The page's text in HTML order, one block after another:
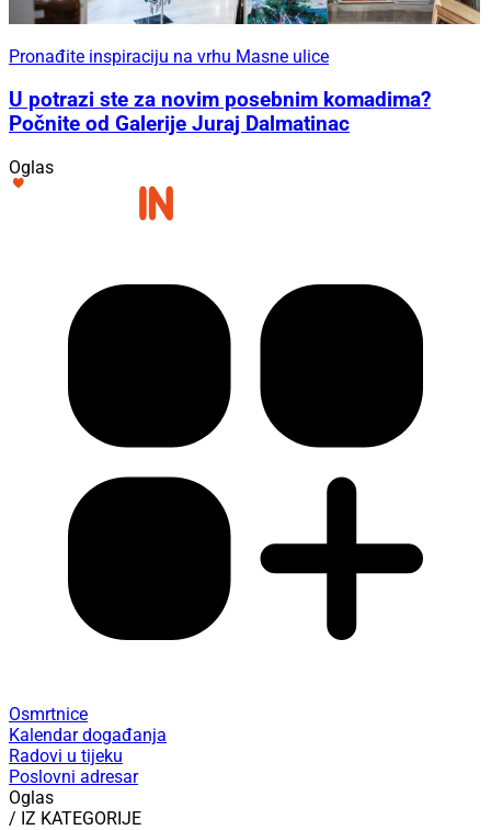
Pronađite inspiraciju na vrhu Masne ulice
U potrazi ste za novim posebnim komadima?
Počnite od Galerije Juraj Dalmatinac
Oglas
Osmrtnice
Kalendar događanja
Radovi u tijeku
Poslovni adresar
Oglas
/ IZ KATEGORIJE